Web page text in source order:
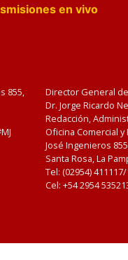
en vivo
855,
Director General
Dr. Jorge Ricardo
Redacción,
Oficina Comercial
José Ingenieros
Santa Rosa, La
Tel: (02954)
Cel: +54 2954